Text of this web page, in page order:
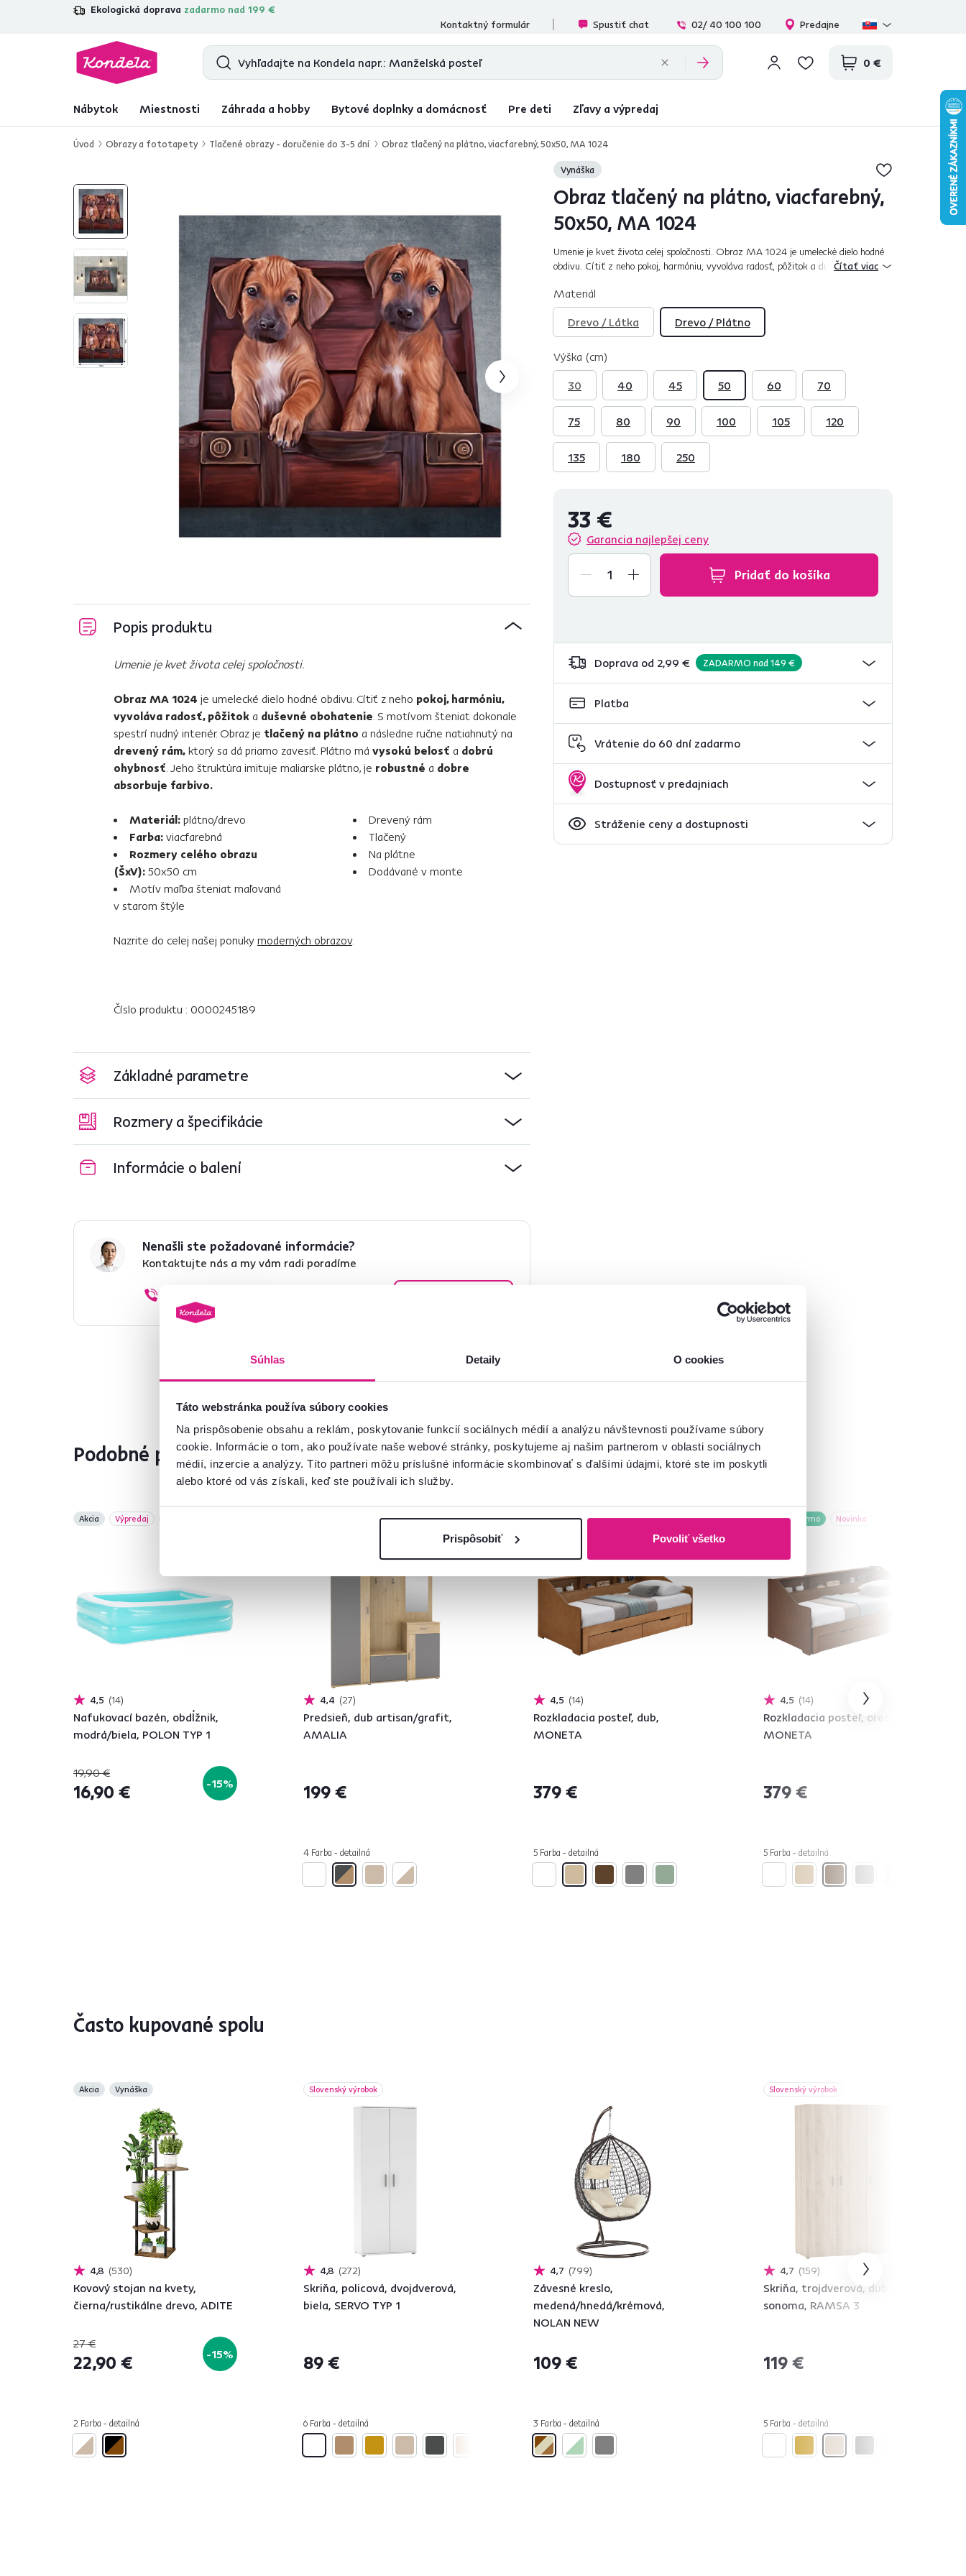
Súhlas Detaily O cookies
Táto webstránka používa súbory cookies
Na prispôsobenie obsahu a reklám, poskytovanie funkcií sociálnych médií a analýzu návštevnosti používame súbory
cookie. Informácie o tom, ako používate naše webové stránky, poskytujeme aj našim partnerom v oblasti sociálnych
médií, inzercie a analýzy. Títo partneri môžu príslušné informácie skombinovať s ďalšími údajmi, ktoré ste im poskytli
alebo ktoré od vás získali, keď ste používali ich služby.
Prispôsobiť Povoliť všetko
Ekologická doprava zadarmo nad 199 €
4,7 31 157overených produktových recenzií
Kontaktný formulár
Spustiť chat 02/ 40 100 100 Predajne
0 €
Nábytok Miestnosti Záhrada a hobby Bytové doplnky a domácnosť Pre deti Zľavy a výpredaj
Úvod Obrazy a fototapety Tlačené obrazy - doručenie do 3-5 dní Obraz tlačený na plátno, viacfarebný, 50x50, MA 1024
Vynáška
Obraz tlačený na plátno, viacfarebný,
50x50, MA 1024
Umenie je kvet života celej spoločnosti. Obraz MA 1024 je umelecké dielo hodné
obdivu. Cítiť z neho pokoj, harmóniu, vyvoláva radosť, pôžitok a duševnéČítať viac
Materiál
Drevo / Látka
Drevo / Plátno
Výška (cm)
30
40 45 50 60 70
75 80 90 100 105 120
135 180 250
33 €
Garancia najlepšej ceny
Pridať do košíka
Doprava od 2,99 € ZADARMO nad 149 €
Platba
Vrátenie do 60 dní zadarmo
Dostupnosť v predajniach
Stráženie ceny a dostupnosti
Popis produktu
Umenie je kvet života celej spoločnosti.
Obraz MA 1024 je umelecké dielo hodné obdivu. Cítiť z neho pokoj, harmóniu,
vyvoláva radosť, pôžitok a duševné obohatenie . S motívom šteniat dokonale
spestrí nudný interiér. Obraz je tlačený na plátno a následne ručne natiahnutý na
drevený rám, ktorý sa dá priamo zavesiť. Plátno má vysokú belosť a dobrú
ohybnosť . Jeho štruktúra imituje maliarske plátno, je robustné a dobre
absorbuje farbivo.
Materiál: plátno/drevo
Farba: viacfarebná
Rozmery celého obrazu
(ŠxV): 50x50 cm
Motív maľba šteniat maľovaná
v starom štýle
Drevený rám
Tlačený
Na plátne
Dodávané v monte
Nazrite do celej našej ponuky moderných obrazov.
Číslo produktu : 0000245189
Základné parametre
Rozmery a špecifikácie
Informácie o balení
Nenašli ste požadované informácie?
Kontaktujte nás a my vám radi poradíme
Podobné produkty
Akcia Výpredaj
4,5 14
Nafukovací bazén, obdĺžnik,
modrá/biela, POLON TYP 1
19,90 €
16,90 € -15%
4,4 27
Predsieň, dub artisan/grafit,
AMALIA
199 €
4 Farba - detailná
Zadarmo Novinka
4,5 14
Rozkladacia posteľ, dub,
MONETA
379 €
5 Farba - detailná
Zadarmo Novinka
4,5 14
Rozkladacia posteľ, orech,
MONETA
379 €
5 Farba - detailná
Často kupované spolu
Akcia Vynáška
4,8 530
Kovový stojan na kvety,
čierna/rustikálne drevo, ADITE
27 €
22,90 € -15%
2 Farba - detailná
Slovenský výrobok
4,8 272
Skriňa, policová, dvojdverová,
biela, SERVO TYP 1
89 €
6 Farba - detailná
4,7 799
Závesné kreslo,
medená/hnedá/krémová,
NOLAN NEW
109 €
3 Farba - detailná
Slovenský výrobok
4,7 159
Skriňa, trojdverová, dub
sonoma, RAMSA 3
119 €
5 Farba - detailná